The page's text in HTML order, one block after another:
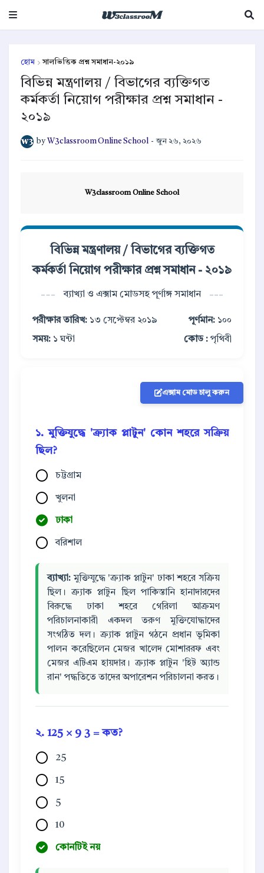
হোম সালভিত্তিক প্রশ্ন সমাধান-২০১৯
বিভিন্ন মন্ত্রণালয় / বিভাগের ব্যক্তিগত
কর্মকর্তা নিয়োগ পরীক্ষার প্রশ্ন সমাধান -
২০১৯
by W3classroom Online School - জুন ২৬, ২০২৬
W3classroom Online School
বিভিন্ন মন্ত্রণালয় / বিভাগের ব্যক্তিগত
কর্মকর্তা নিয়োগ পরীক্ষার প্রশ্ন সমাধান - ২০১৯
ব্যাখ্যা ও এক্সাম মোডসহ পূর্ণাঙ্গ সমাধান
পরীক্ষার তারিখ: ১৩ সেপ্টেম্বর ২০১৯ পূর্ণমান: ১০০
সময়: ১ ঘন্টা কোড : পৃথিবী
এক্সাম মোড চালু করুন
১. মুক্তিযুদ্ধে 'ক্র্যাক প্লাটুন' কোন শহরে সক্রিয়
ছিল?
চট্টগ্রাম
খুলনা
ঢাকা
বরিশাল
ব্যাখ্যা: মুক্তিযুদ্ধে 'ক্র্যাক প্লাটুন' ঢাকা শহরে সক্রিয়
ছিল। ক্র্যাক প্লাটুন ছিল পাকিস্তানি হানাদারদের
বিরুদ্ধে ঢাকা শহরে গেরিলা আক্রমণ
পরিচালনাকারী একদল তরুণ মুক্তিযোদ্ধাদের
সংগঠিত দল। ক্র্যাক প্লাটুন গঠনে প্রধান ভূমিকা
পালন করেছিলেন মেজর খালেদ মোশাররফ এবং
মেজর এটিএম হায়দার। ক্র্যাক প্লাটুন 'হিট অ্যান্ড
রান' পদ্ধতিতে তাদের অপারেশন পরিচালনা করত।
২. 125 × 9 3 = কত?
25
15
5
10
কোনটিই নয়